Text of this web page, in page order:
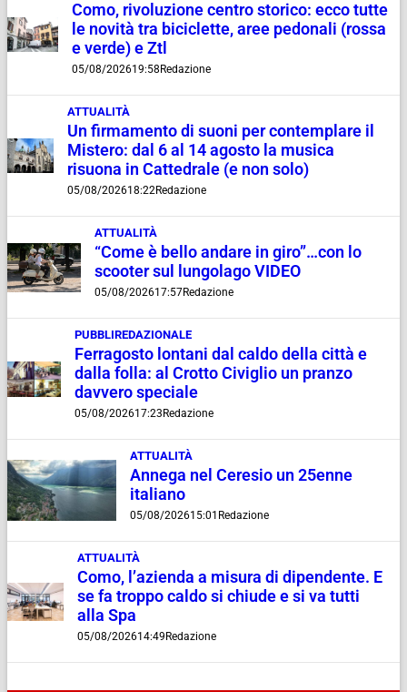
Como, rivoluzione centro storico: ecco tutte
le novità tra biciclette, aree pedonali (rossa
e verde) e Ztl
05/08/202619:58 Redazione
ATTUALITÀ
Un firmamento di suoni per contemplare il
Mistero: dal 6 al 14 agosto la musica
risuona in Cattedrale (e non solo)
05/08/202618:22Redazione
ATTUALITÀ
“Come è bello andare in giro”…con lo
scooter sul lungolago VIDEO
05/08/202617:57Redazione
PUBBLIREDAZIONALE
Ferragosto lontani dal caldo della città e
dalla folla: al Crotto Civiglio un pranzo
davvero speciale
05/08/202617:23 Redazione
ATTUALITÀ
Annega nel Ceresio un 25enne
italiano
05/08/202615:01 Redazione
ATTUALITÀ
Como, l’azienda a misura di dipendente. E
se fa troppo caldo si chiude e si va tutti
alla Spa
05/08/202614:49 Redazione